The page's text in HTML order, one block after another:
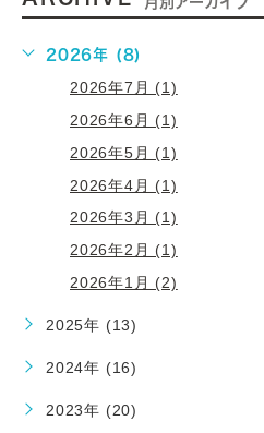
2026年 (8)
2026年7月 (1)
2026年6月 (1)
2026年5月 (1)
2026年4月 (1)
2026年3月 (1)
2026年2月 (1)
2026年1月 (2)
2025年 (13)
2024年 (16)
2023年 (20)